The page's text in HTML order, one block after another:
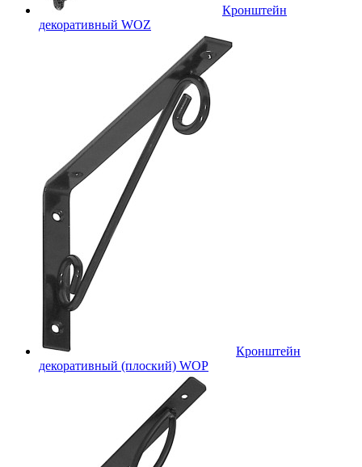
Кронштейн
декоративный WOZ
Кронштейн
декоративный (плоский) WOP